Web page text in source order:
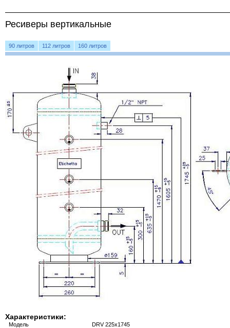
Ресиверы вертикальные
90 литров 112 литров 160 литров
Характеристики:
Модель
DRV 225x1745